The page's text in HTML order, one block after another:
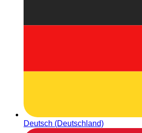
Deutsch (Deutschland)